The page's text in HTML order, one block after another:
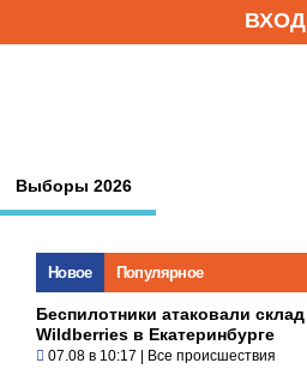
ВХОД
Выборы 2026
Новое Популярное
Беспилотники атаковали склад
Wildberries в Екатеринбурге
07.08 в 10:17 | Все происшествия